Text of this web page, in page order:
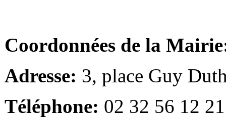
Coordonnées de la
Adresse: 3, place Guy
Téléphone: 02 32 56 12 21